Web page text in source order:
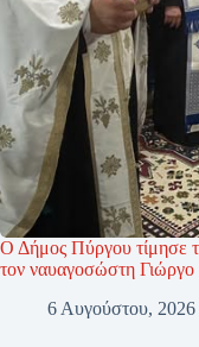
Ο Δήμος Πύργου τίμησε
τον ναυαγοσώστη
6 Αυγούστου, 2026